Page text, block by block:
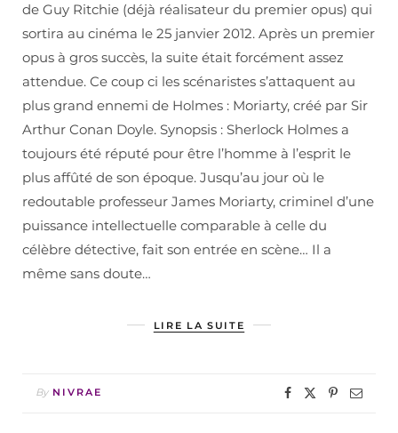
de Guy Ritchie (déjà réalisateur du premier opus) qui
sortira au cinéma le 25 janvier 2012. Après un premier
opus à gros succès, la suite était forcément assez
attendue. Ce coup ci les scénaristes s’attaquent au
plus grand ennemi de Holmes : Moriarty, créé par Sir
Arthur Conan Doyle. Synopsis : Sherlock Holmes a
toujours été réputé pour être l’homme à l’esprit le
plus affûté de son époque. Jusqu’au jour où le
redoutable professeur James Moriarty, criminel d’une
puissance intellectuelle comparable à celle du
célèbre détective, fait son entrée en scène… Il a
même sans doute…
LIRE LA SUITE
By NIVRAE